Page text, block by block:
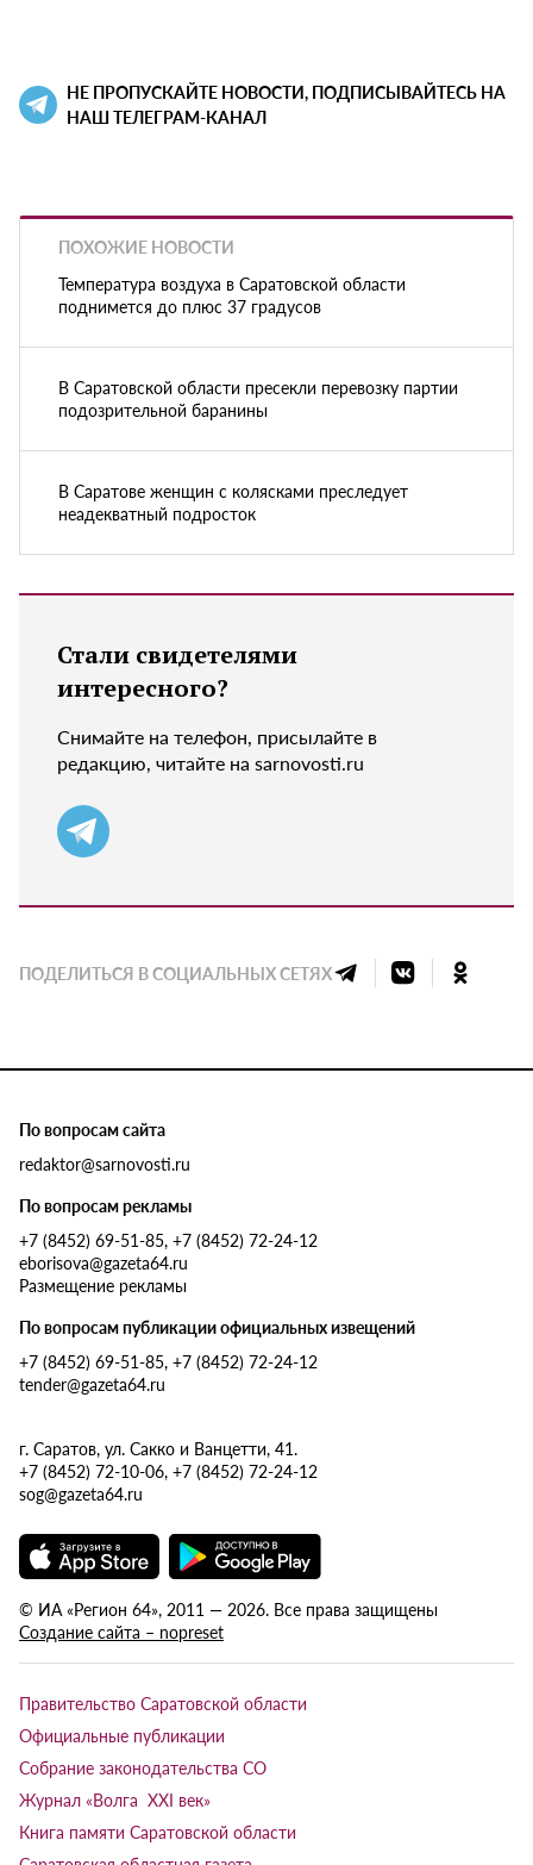
НЕ ПРОПУСКАЙТЕ НОВОСТИ, ПОДПИСЫВАЙТЕСЬ НА
НАШ ТЕЛЕГРАМ-КАНАЛ
ПОХОЖИЕ НОВОСТИ
Температура воздуха в Саратовской области
поднимется до плюс 37 градусов
В Саратовской области пресекли перевозку партии
подозрительной баранины
В Саратове женщин с колясками преследует
неадекватный подросток
Стали свидетелями
интересного?
Снимайте на телефон, присылайте в
редакцию, читайте на sarnovosti.ru
ПОДЕЛИТЬСЯ В СОЦИАЛЬНЫХ СЕТЯХ
По вопросам сайта
redaktor@sarnovosti.ru
По вопросам рекламы
+7 (8452) 69-51-85, +7 (8452) 72-24-12
eborisova@gazeta64.ru
Размещение рекламы
По вопросам публикации официальных извещений
+7 (8452) 69-51-85, +7 (8452) 72-24-12
tender@gazeta64.ru
г. Саратов, ул. Сакко и Ванцетти, 41.
+7 (8452) 72-10-06, +7 (8452) 72-24-12
sog@gazeta64.ru
© ИА «Регион 64», 2011 — 2026. Все права защищены
Создание сайта – nopreset
Правительство Саратовской области
Официальные публикации
Собрание законодательства СО
Журнал «Волга XXI век»
Книга памяти Саратовской области